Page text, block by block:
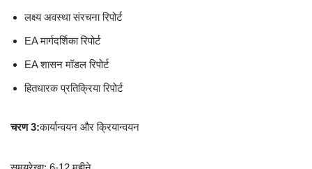
लक्ष्य अवस्था संरचना रिपोर्ट
EA मार्गदर्शिका रिपोर्ट
EA शासन मॉडल रिपोर्ट
हितधारक प्रतिक्रिया रिपोर्ट
चरण 3:कार्यान्वयन और क्रियान्वयन